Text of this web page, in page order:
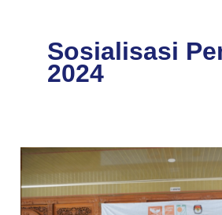
Sosialisasi
2024
KPU
Sragen
Gerebek